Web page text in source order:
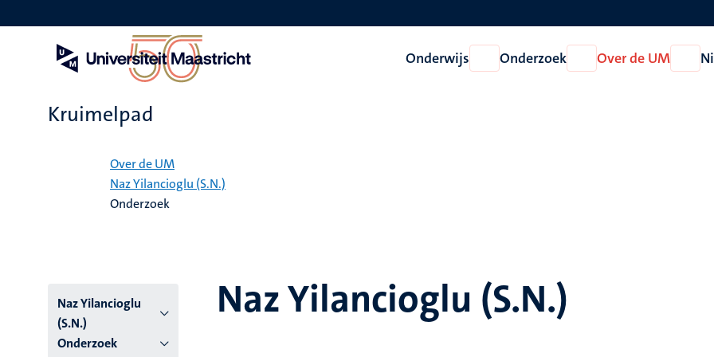
en
Onderwijs
Open
Onderwijs
Onderzoek
Open
Onderzoek
Over de UM
Open
Over
Kruimelpad
Over de UM
Naz Yilancioglu (S.N.)
Onderzoek
Naz Yilancioglu
(S.N.)
Onderzoek
Naz Yilancioglu (S.N.)